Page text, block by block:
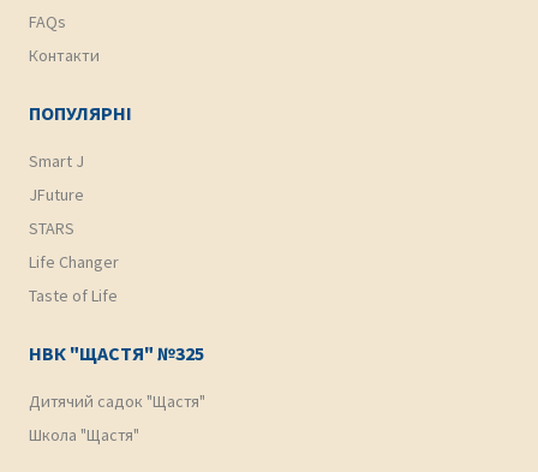
FAQs
Контакти
ПОПУЛЯРНІ
Smart J
JFuture
STARS
Life Changer
Taste of Life
НВК "ЩАСТЯ" №325
Дитячий садок "Щастя"
Школа "Щастя"